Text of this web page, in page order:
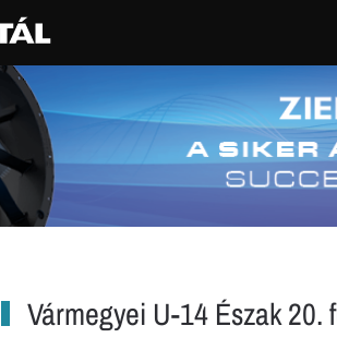
Vármegyei U-14 Észak 20.